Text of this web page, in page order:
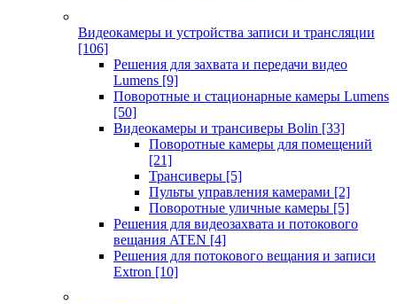
Видеокамеры и устройства записи и трансляции
[106]
Решения для захвата и передачи видео
Lumens [9]
Поворотные и стационарные камеры Lumens
[50]
Видеокамеры и трансиверы Bolin [33]
Поворотные камеры для помещений
[21]
Трансиверы [5]
Пульты управления камерами [2]
Поворотные уличные камеры [5]
Решения для видеозахвата и потокового
вещания ATEN [4]
Решения для потокового вещания и записи
Extron [10]